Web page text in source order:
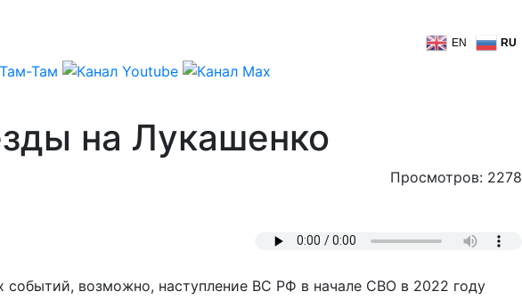
EN RU
на Лукашенко
Просмотров: 2278
событий, возможно, наступление ВС РФ в начале СВО в 2022 году